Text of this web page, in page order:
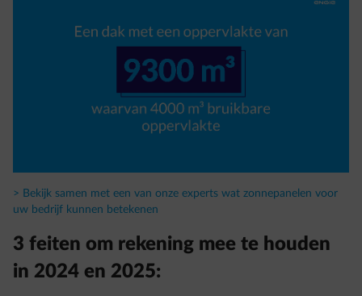
> Bekijk samen met een van onze experts wat zonnepanelen voor
uw bedrijf kunnen betekenen
3 feiten om rekening mee te houden
in 2024 en 2025: